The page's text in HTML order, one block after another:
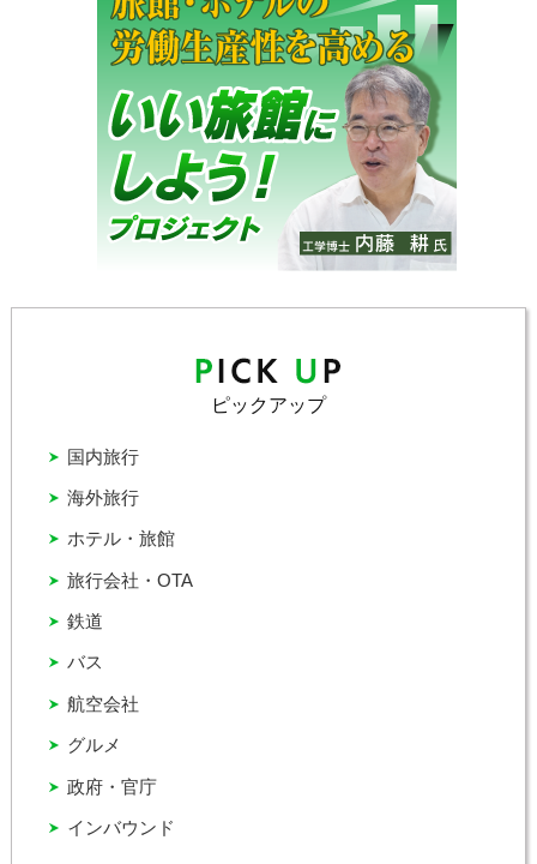
ピックアップ
インバウンド
グルメ
バス
ホテル・旅館
国内旅行
政府・官庁
旅行会社・OTA
海外旅行
航空会社
鉄道